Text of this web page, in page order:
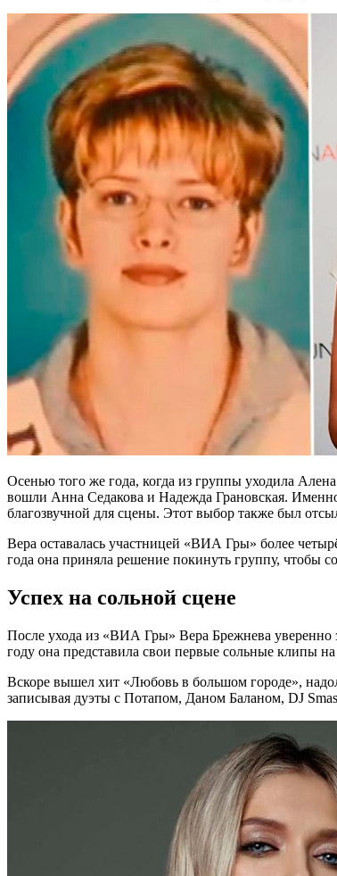
Осенью того же года, когда из группы уходила
вошли Анна Седакова и Надежда Грановская.
благозвучной для сцены. Этот выбор также был
Вера оставалась участницей «ВИА Гры» более
года она приняла решение покинуть группу, чтобы
Успех на сольной сцене
После ухода из «ВИА Гры» Вера Брежнева уверенно
году она представила свои первые сольные клипы
Вскоре вышел хит «Любовь в большом городе»,
записывая дуэты с Потапом, Даном Баланом, DJ